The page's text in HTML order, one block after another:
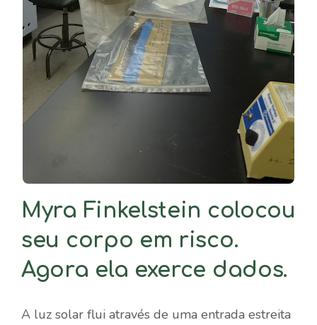
Myra Finkelstein colocou
seu corpo em risco.
Agora ela exerce dados.
A luz solar flui através de uma entrada estreita